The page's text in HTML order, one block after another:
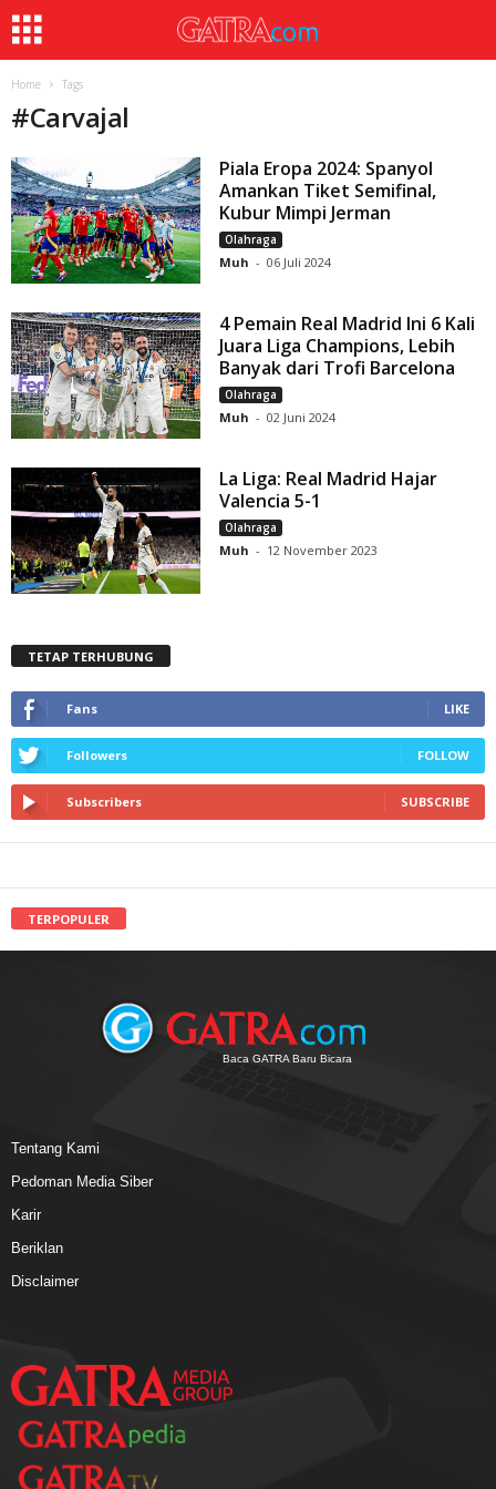
Home Tags
#Carvajal
Piala Eropa 2024: Spanyol
Amankan Tiket Semifinal,
Kubur Mimpi Jerman
Olahraga
Muh - 06 Juli 2024
4 Pemain Real Madrid Ini 6 Kali
Juara Liga Champions, Lebih
Banyak dari Trofi Barcelona
Olahraga
Muh - 02 Juni 2024
La Liga: Real Madrid Hajar
Valencia 5-1
Olahraga
Muh - 12 November 2023
TETAP TERHUBUNG
Fans LIKE
Followers FOLLOW
Subscribers SUBSCRIBE
TERPOPULER
Baca GATRA Baru Bicara
Tentang Kami
Pedoman Media Siber
Karir
Beriklan
Disclaimer